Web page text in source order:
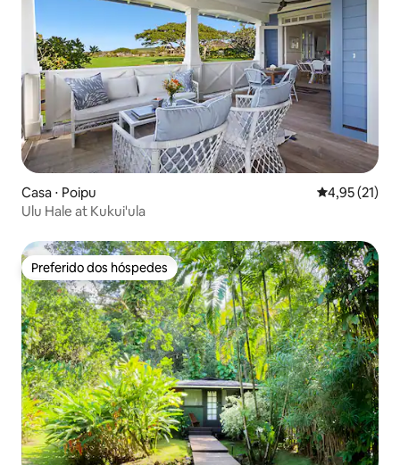
Casa ⋅ Poipu 4,95 de uma
4,95 (21)
Ulu Hale at Kukui'ula
Preferido dos hóspedes
Preferido dos hóspedes